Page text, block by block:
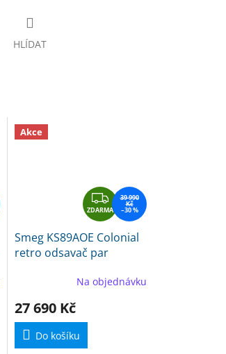
HLÍDAT
Akce
Z
D
A
R
A
ZDARMA
39 990
Kč
–30 %
Smeg KS89AOE Colonial
retro odsavač par
Na objednávku
27 690 Kč
Do košíku